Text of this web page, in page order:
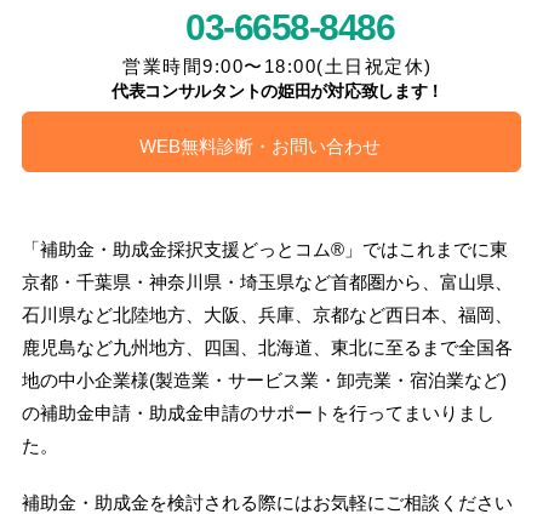
03-6658-8486
営業時間9:00〜18:00(土日祝定休)
代表コンサルタントの姫田が対応致します！
WEB無料診断・お問い合わせ
「補助金・助成金採択支援どっとコム®」ではこれまでに東
京都・千葉県・神奈川県・埼玉県など首都圏から、富山県、
石川県など北陸地方、大阪、兵庫、京都など西日本、福岡、
鹿児島など九州地方、四国、北海道、東北に至るまで全国各
地の中小企業様(製造業・サービス業・卸売業・宿泊業など)
の補助金申請・助成金申請のサポートを行ってまいりまし
た。
補助金・助成金を検討される際にはお気軽にご相談ください